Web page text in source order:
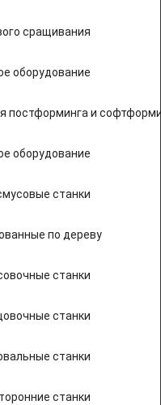
сращивания
оборудование
постформинга и
оборудование
станки
по дереву
станки
станки
станки
станки